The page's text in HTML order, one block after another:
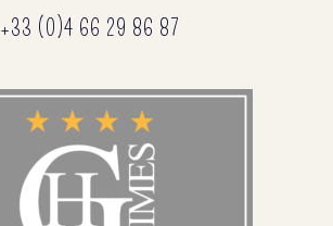
+33 (0)4 66 29 86 87